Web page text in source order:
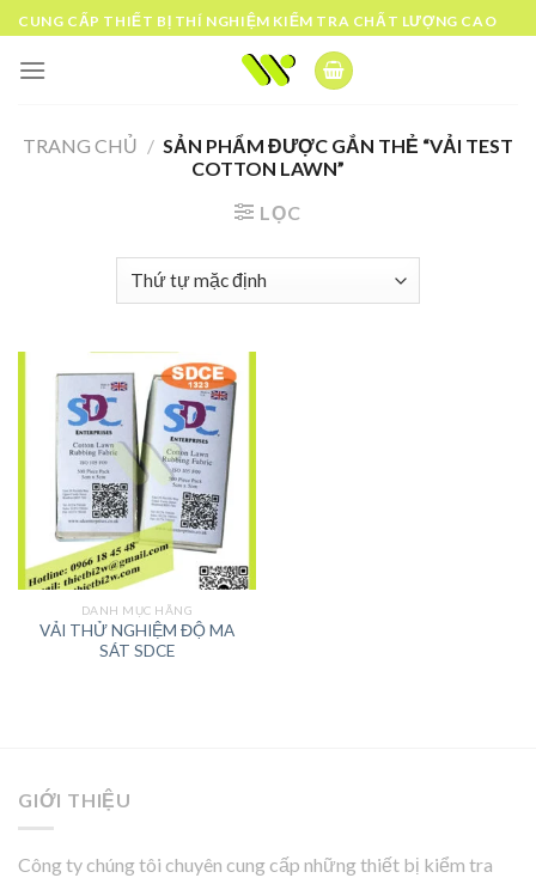
Skip
to
content
CUNG CẤP THIẾT BỊ THÍ NGHIỆM KIỂM TRA CHẤT LƯỢNG CAO
TRANG CHỦ / SẢN PHẨM ĐƯỢC GẮN THẺ “VẢI TEST
COTTON LAWN”
LỌC
DANH MỤC HÃNG
VẢI THỬ NGHIỆM ĐỘ MA
SÁT SDCE
GIỚI THIỆU
Công ty chúng tôi chuyên cung cấp những thiết bị kiểm tra